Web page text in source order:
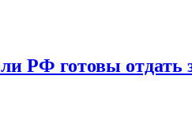
РФ готовы отдать